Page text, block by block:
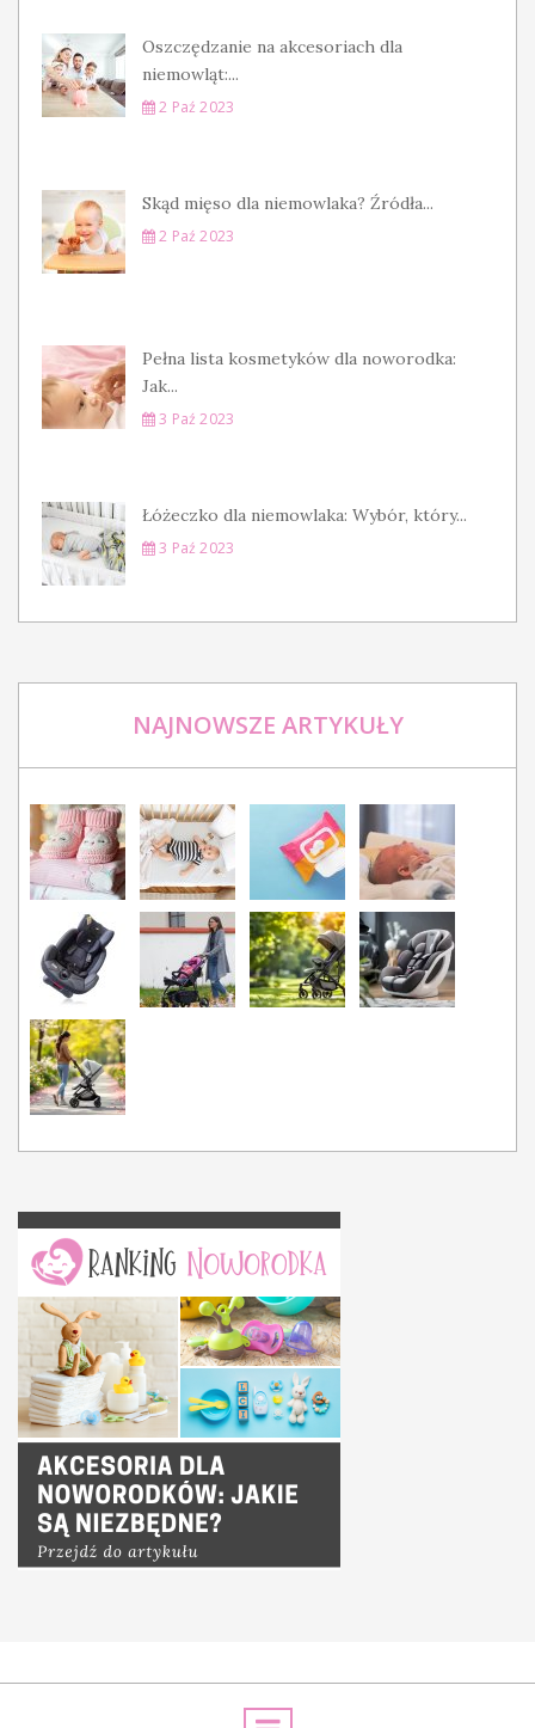
Oszczędzanie na akcesoriach dla
niemowląt:...
2 Paź 2023
Skąd mięso dla niemowlaka? Źródła...
2 Paź 2023
Pełna lista kosmetyków dla noworodka:
Jak...
3 Paź 2023
Łóżeczko dla niemowlaka: Wybór, który...
3 Paź 2023
NAJNOWSZE ARTYKUŁY